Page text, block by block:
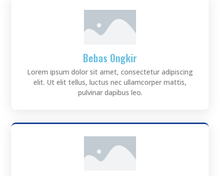
Bebas Ongkir
Lorem ipsum dolor sit amet, consectetur adipiscing
elit. Ut elit tellus, luctus nec ullamcorper mattis,
pulvinar dapibus leo.